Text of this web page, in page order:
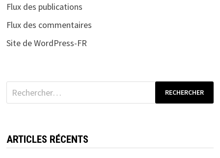
Flux des publications
Flux des commentaires
Site de WordPress-FR
Rechercher :
ARTICLES RÉCENTS